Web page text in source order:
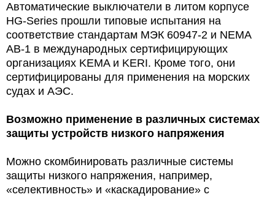
Автоматические выключатели в литом корпусе
HG-Series прошли типовые испытания на
соответствие стандартам МЭК 60947-2 и NEMA
AB-1 в международных сертифицирующих
организациях KEMA и KERI. Кроме того, они
сертифицированы для применения на морских
судах и АЭС.
Возможно применение в различных системах
защиты устройств низкого напряжения
Можно скомбинировать различные системы
защиты низкого напряжения, например,
«селективность» и «каскадирование» с